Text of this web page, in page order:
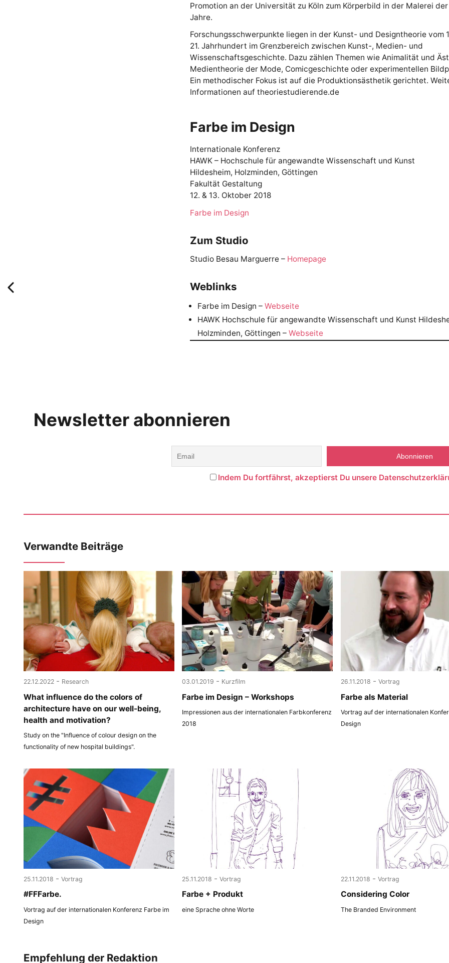
Promotion an der Universität zu Köln zum Körperbild in der Malerei
Jahre.
Forschungsschwerpunkte liegen in der Kunst- und Designtheorie vom
21. Jahrhundert im Grenzbereich zwischen Kunst-, Medien- und
Wissenschaftsgeschichte. Dazu zählen Themen wie Animalität und
Medientheorie der Mode, Comicgeschichte oder experimentellen
Ein methodischer Fokus ist auf die Produktionsästhetik gerichtet.
Informationen auf theoriestudierende.de
Farbe im Design
Internationale Konferenz
HAWK – Hochschule für angewandte Wissenschaft und Kunst
Hildesheim, Holzminden, Göttingen
Fakultät Gestaltung
12. & 13. Oktober 2018
Farbe im Design
Zum Studio
Studio Besau Marguerre –Homepage
Weblinks
Farbe im Design –Webseite
HAWK Hochschule für angewandte Wissenschaft und Kunst
Holzminden, Göttingen –Webseite
Newsletter abonnieren
Indem Du fortfährst, akzeptierst Du unsere
Verwandte Beiträge
22.12.2022 - Research
What influence do the colors of
architecture have on our well-being,
health and motivation?
Study on the "Influence of colour design on the
functionality of new hospital buildings".
03.01.2019 - Kurzfilm
Farbe im Design – Workshops
Impressionen aus der internationalen Farbkonferenz
2018
26.11.2018 - Vortrag
Farbe als Material
Vortrag auf der internationalen
Design
25.11.2018 - Vortrag
#FFFarbe.
Vortrag auf der internationalen Konferenz Farbe im
Design
25.11.2018 - Vortrag
Farbe + Produkt
eine Sprache ohne Worte
22.11.2018 - Vortrag
Considering Color
The Branded Environment
Empfehlung der Redaktion